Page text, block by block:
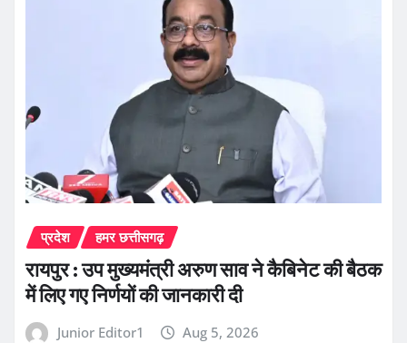
प्रदेश हमर छत्तीसगढ़
रायपुर : उप मुख्यमंत्री अरुण साव ने कैबिनेट की बैठक
में लिए गए निर्णयों की जानकारी दी
Junior Editor1 Aug 5, 2026